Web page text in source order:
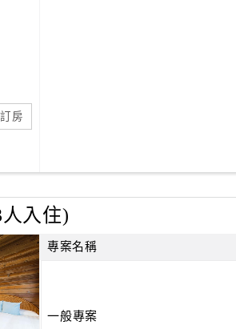
房
入住)
專案名稱
一般專案